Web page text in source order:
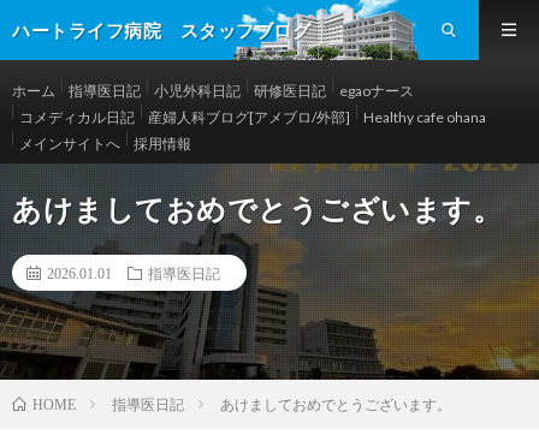
ハートライフ病院 スタッフブログ
ホーム 指導医日記 小児外科日記 研修医日記
egaoナース
コメディカル日記
産婦人科ブログ[アメブロ/外部]
Healthy cafe ohana
メインサイトへ
採用情報
あけましておめでとうございます。
2026.01.01 指導医日記
HOME 指導医日記 あけましておめでとうございます。